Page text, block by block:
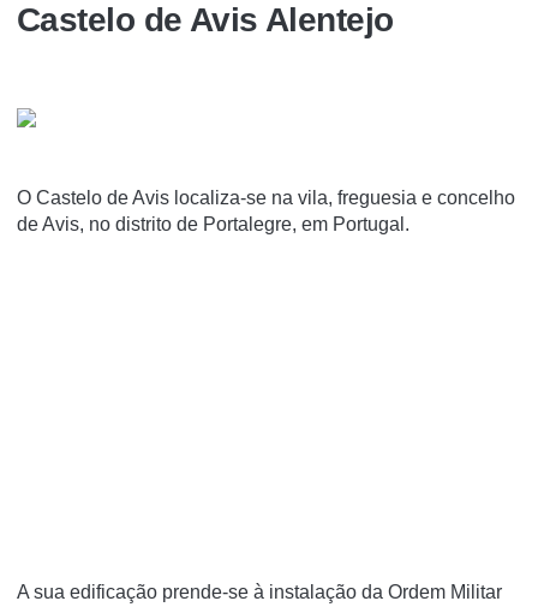
Castelo de Avis Alentejo
O Castelo de Avis localiza-se na vila, freguesia e concelho
de Avis, no distrito de Portalegre, em Portugal.
A sua edificação prende-se à instalação da Ordem Militar